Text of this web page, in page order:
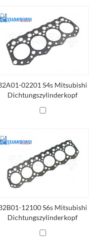
02201 S4s Mitsubishi
Dichtungszylinderkopf
12100 S6s Mitsubishi
Dichtungszylinderkopf